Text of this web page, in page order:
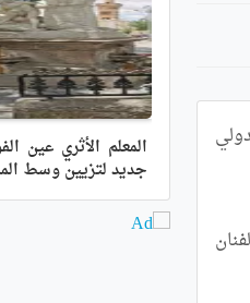
المعلم الأثري عين
جديد لتزيين وسط